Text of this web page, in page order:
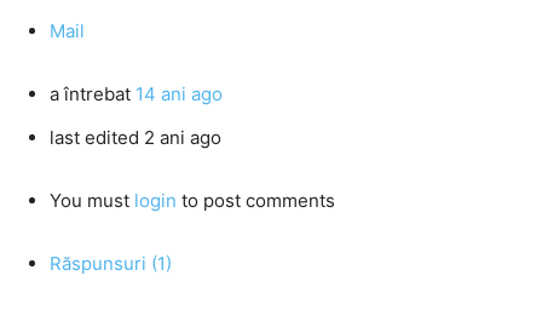
Mail
a întrebat 14 ani ago
last edited 2 ani ago
You must login to post comments
Răspunsuri (1)